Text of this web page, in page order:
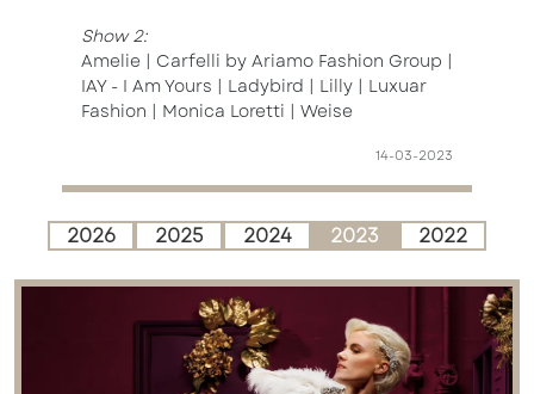
Show 2:
Amelie | Carfelli by Ariamo Fashion Group |
IAY - I Am Yours | Ladybird | Lilly | Luxuar
Fashion | Monica Loretti | Weise
14-03-2023
2026 2025 2024 2023 2022